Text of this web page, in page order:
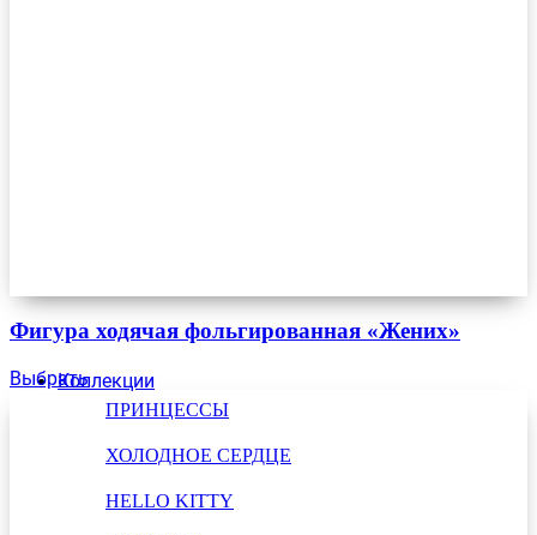
Коллекции
ПРИНЦЕССЫ
ХОЛОДНОЕ СЕРДЦЕ
HELLO KITTY
Фигура ходячая фольгированная «Жених»
Выбрать